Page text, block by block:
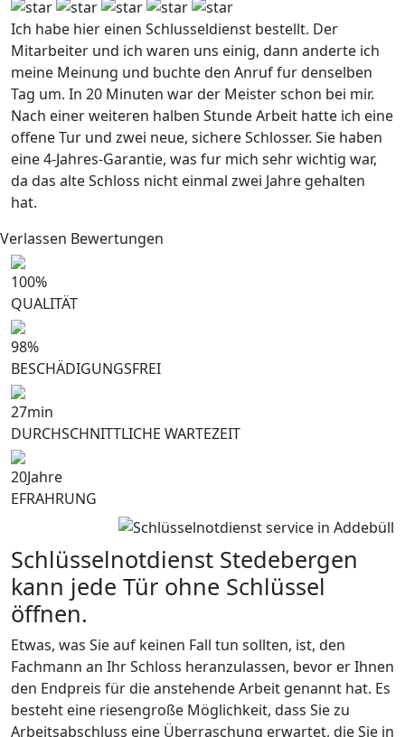
Ich habe hier einen Schlusseldienst bestellt. Der
Mitarbeiter und ich waren uns einig, dann anderte ich
meine Meinung und buchte den Anruf fur denselben
Tag um. In 20 Minuten war der Meister schon bei mir.
Nach einer weiteren halben Stunde Arbeit hatte ich eine
offene Tur und zwei neue, sichere Schlosser. Sie haben
eine 4-Jahres-Garantie, was fur mich sehr wichtig war,
da das alte Schloss nicht einmal zwei Jahre gehalten
hat.
Verlassen Bewertungen
100%
QUALITÄT
98%
BESCHÄDIGUNGSFREI
27min
DURCHSCHNITTLICHE WARTEZEIT
20Jahre
EFRAHRUNG
Schlüsselnotdienst Stedebergen
kann jede Tür ohne Schlüssel
öffnen.
Etwas, was Sie auf keinen Fall tun sollten, ist, den
Fachmann an Ihr Schloss heranzulassen, bevor er Ihnen
den Endpreis für die anstehende Arbeit genannt hat. Es
besteht eine riesengroße Möglichkeit, dass Sie zu
Arbeitsabschluss eine Überraschung erwartet, die Sie in